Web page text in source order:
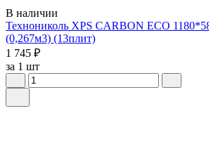
В наличии
Технониколь XPS CARBON ECO
(0,267м3) (13плит)
1 745 ₽
за 1 шт